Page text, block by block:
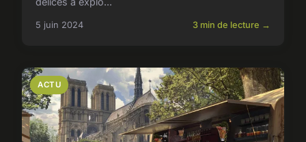
5 juin 2024 3 min de lecture →
ACTU